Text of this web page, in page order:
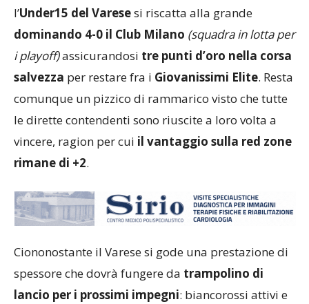
l’Under15 del Varesesi riscatta alla grande
dominando 4-0 il Club Milano (squadra in lotta per
i playoff)assicurandosi tre punti d’oro nella corsa
salvezza per restare fra i Giovanissimi Elite. Resta
comunque un pizzico di rammarico visto che tutte
le dirette contendenti sono riuscite a loro volta a
vincere, ragion per cui il vantaggio sulla red zone
rimane di +2.
Ciononostante il Varese si gode una prestazione di
spessore che dovrà fungere da trampolino di
lancio per i prossimi impegni: biancorossi attivi e